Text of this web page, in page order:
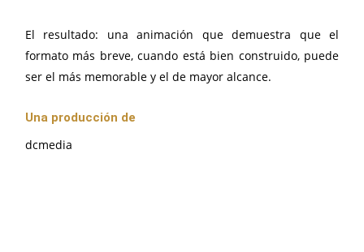
El resultado: una animación que demuestra que el
formato más breve, cuando está bien construido, puede
ser el más memorable y el de mayor alcance.
Una producción de
dcmedia